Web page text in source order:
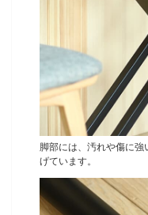
脚部には、汚れや傷に
げています。